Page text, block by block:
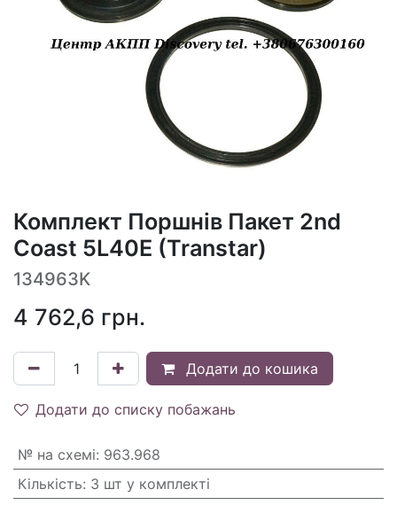
Комплект Поршнів Пакет 2nd
Coast 5L40E (Transtar)
134963K
4 762,6 грн.
Додати до кошика
Додати до списку побажань
№ на схемі: 963.968
Кількість: 3 шт у комплекті